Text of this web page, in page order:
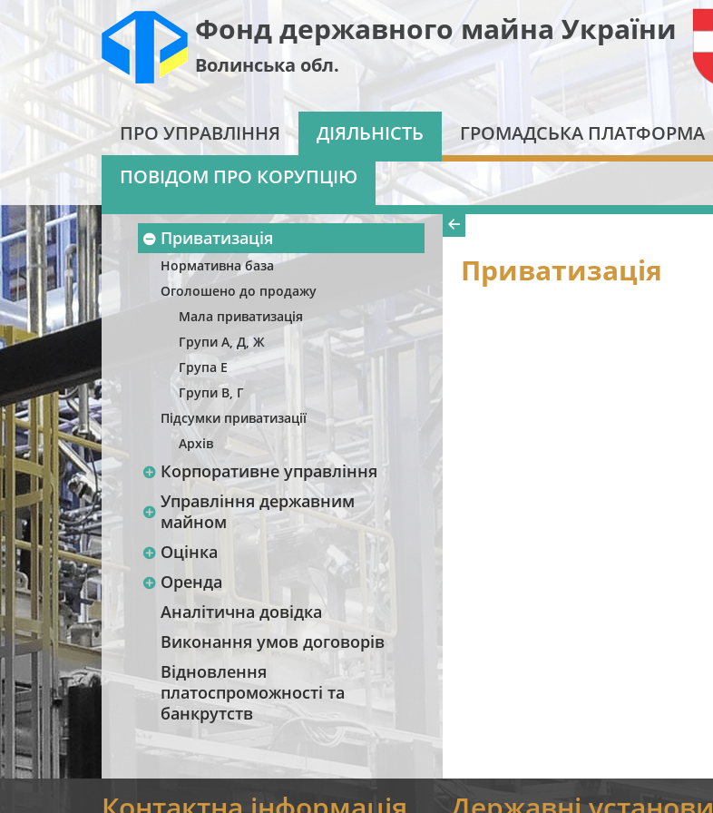
Фонд державного майна України
Волинська обл.
ПРО УПРАВЛІННЯ ДІЯЛЬНІСТЬ ГРОМАДСЬКА ПЛАТФОРМА
ПОВІДОМ ПРО КОРУПЦІЮ
Приватизація
Нормативна база
Оголошено до продажу
Мала приватизація
Групи А, Д, Ж
Група Е
Групи В, Г
Підсумки приватизації
Архів
Корпоративне управління
Управління державним
майном
Оцінка
Оренда
Аналітична довідка
Виконання умов договорів
Відновлення
платоспроможності та
банкрутств
Приватизація